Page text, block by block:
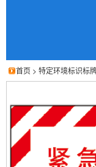
首页 > 特定环境标识标
博尔杰